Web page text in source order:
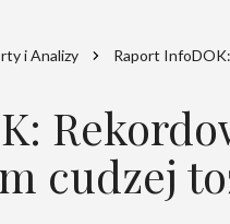
i Analizy Raport
cudzej